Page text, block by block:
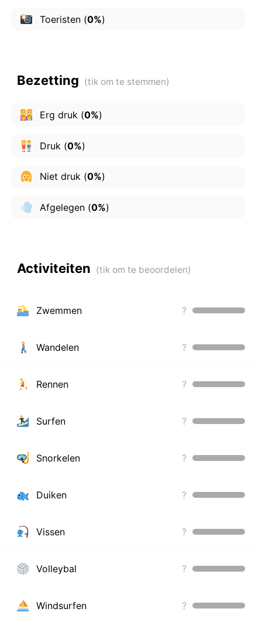
Toeristen(0%)
Bezetting
Erg druk(0%)
Druk (0%)
Niet druk(0%)
Afgelegen(0%)
Activiteiten
Zwemmen ?
Wandelen ?
Rennen ?
Surfen ?
Snorkelen ?
Duiken ?
Vissen ?
Volleybal ?
Windsurfen ?